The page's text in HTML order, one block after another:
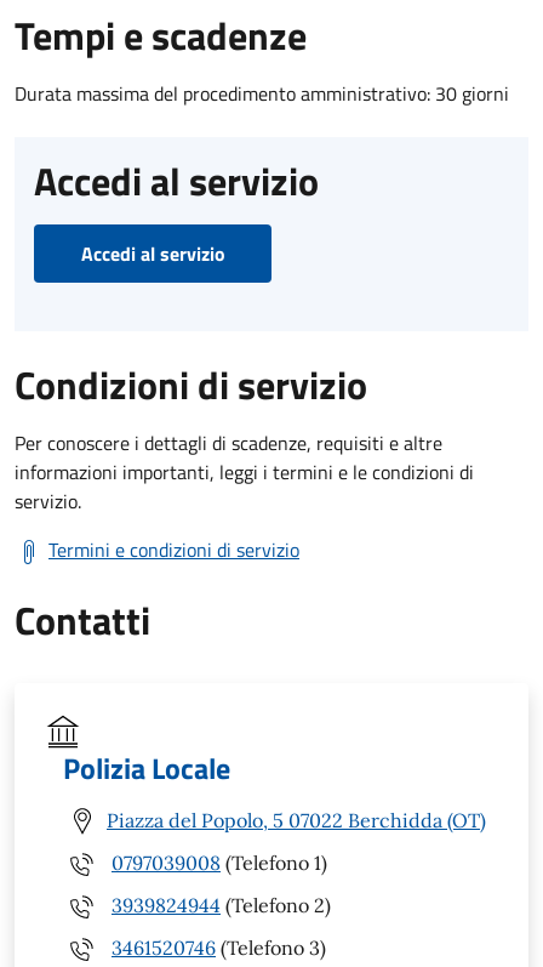
Tempi e scadenze
Durata massima del procedimento amministrativo: 30 giorni
Accedi al servizio
Accedi al servizio
Condizioni di servizio
Per conoscere i dettagli di scadenze, requisiti e altre
informazioni importanti, leggi i termini e le condizioni di
servizio.
Termini e condizioni di servizio
Contatti
Polizia Locale
Piazza del Popolo, 5 07022 Berchidda (OT)
0797039008 (Telefono 1)
3939824944 (Telefono 2)
3461520746 (Telefono 3)